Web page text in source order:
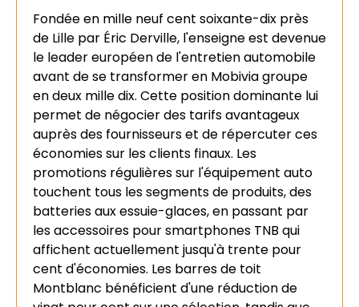
Fondée en mille neuf cent soixante-dix près
de Lille par Éric Derville, l'enseigne est devenue
le leader européen de l'entretien automobile
avant de se transformer en Mobivia groupe
en deux mille dix. Cette position dominante lui
permet de négocier des tarifs avantageux
auprès des fournisseurs et de répercuter ces
économies sur les clients finaux. Les
promotions régulières sur l'équipement auto
touchent tous les segments de produits, des
batteries aux essuie-glaces, en passant par
les accessoires pour smartphones TNB qui
affichent actuellement jusqu'à trente pour
cent d'économies. Les barres de toit
Montblanc bénéficient d'une réduction de